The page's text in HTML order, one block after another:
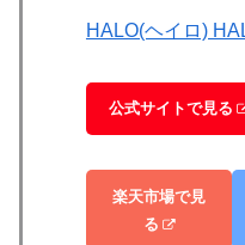
HALO(ヘイロ)
公式サイトで見る
楽天市場で見
る